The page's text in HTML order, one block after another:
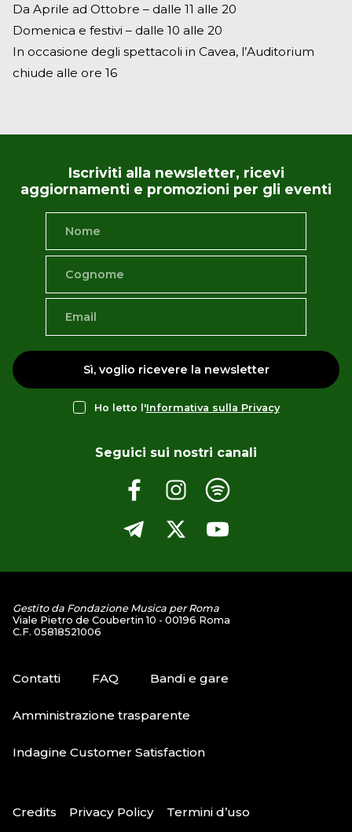
Da Aprile ad Ottobre – dalle 11 alle 20
Domenica e festivi – dalle 10 alle 20
In occasione degli spettacoli in Cavea, l’Auditorium
chiude alle ore 16
Iscriviti alla newsletter, ricevi
aggiornamenti e promozioni per gli eventi
Sì, voglio ricevere la newsletter
Ho letto l'Informativa sulla Privacy
Seguici sui nostri canali
Gestito da Fondazione Musica per Roma
Viale Pietro de Coubertin 10 - 00196 Roma
C.F. 05818521006
Contatti FAQ Bandi e gare
Amministrazione trasparente
Indagine Customer Satisfaction
Credits Privacy Policy Termini d’uso